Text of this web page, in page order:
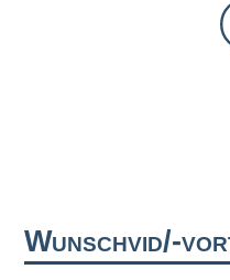
Wunschvid/-